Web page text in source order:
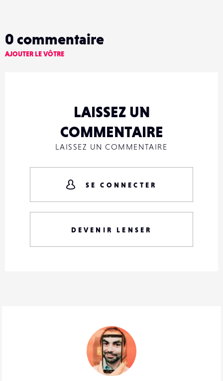
0 commentaire
AJOUTER LE VÔTRE
LAISSEZ UN
COMMENTAIRE
LAISSEZ UN COMMENTAIRE
SE CONNECTER
DEVENIR LENSER